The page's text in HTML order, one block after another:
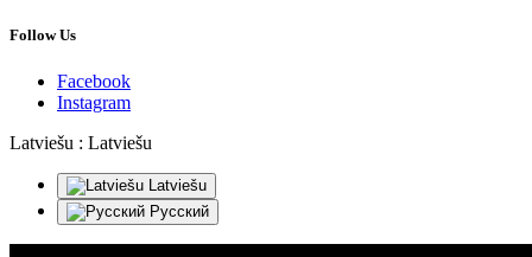
Follow Us
Facebook
Instagram
Latviešu : Latviešu
Latviešu
Русский